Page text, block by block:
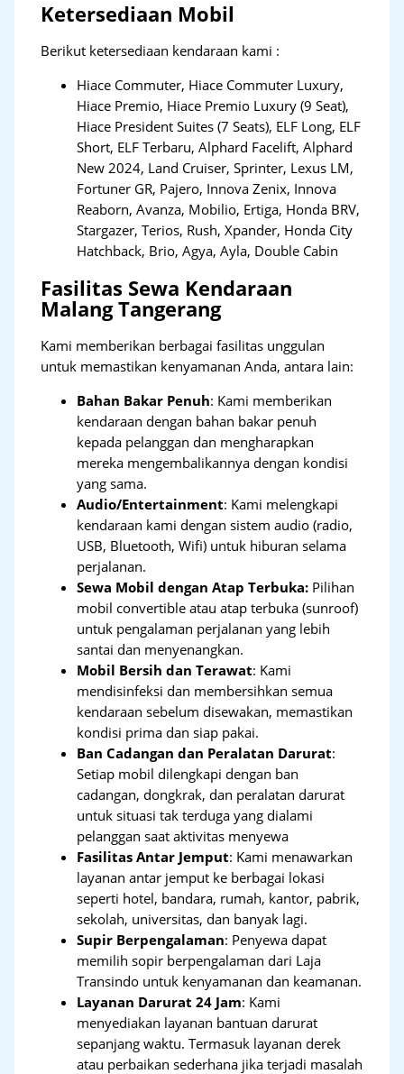
Ketersediaan Mobil
Berikut ketersediaan kendaraan kami :
Hiace Commuter, Hiace Commuter Luxury,
Hiace Premio, Hiace Premio Luxury (9 Seat),
Hiace President Suites (7 Seats), ELF Long, ELF
Short, ELF Terbaru, Alphard Facelift, Alphard
New 2024, Land Cruiser, Sprinter, Lexus LM,
Fortuner GR, Pajero, Innova Zenix, Innova
Reaborn, Avanza, Mobilio, Ertiga, Honda BRV,
Stargazer, Terios, Rush, Xpander, Honda City
Hatchback, Brio, Agya, Ayla, Double Cabin
Fasilitas Sewa Kendaraan
Malang Tangerang
Kami memberikan berbagai fasilitas unggulan
untuk memastikan kenyamanan Anda, antara lain:
Bahan Bakar Penuh: Kami memberikan
kendaraan dengan bahan bakar penuh
kepada pelanggan dan mengharapkan
mereka mengembalikannya dengan kondisi
yang sama.
Audio/Entertainment: Kami melengkapi
kendaraan kami dengan sistem audio (radio,
USB, Bluetooth, Wifi) untuk hiburan selama
perjalanan.
Sewa Mobil dengan Atap Terbuka: Pilihan
mobil convertible atau atap terbuka (sunroof)
untuk pengalaman perjalanan yang lebih
santai dan menyenangkan.
Mobil Bersih dan Terawat: Kami
mendisinfeksi dan membersihkan semua
kendaraan sebelum disewakan, memastikan
kondisi prima dan siap pakai.
Ban Cadangan dan Peralatan Darurat:
Setiap mobil dilengkapi dengan ban
cadangan, dongkrak, dan peralatan darurat
untuk situasi tak terduga yang dialami
pelanggan saat aktivitas menyewa
Fasilitas Antar Jemput: Kami menawarkan
layanan antar jemput ke berbagai lokasi
seperti hotel, bandara, rumah, kantor, pabrik,
sekolah, universitas, dan banyak lagi.
Supir Berpengalaman: Penyewa dapat
memilih sopir berpengalaman dari Laja
Transindo untuk kenyamanan dan keamanan.
Layanan Darurat 24 Jam: Kami
menyediakan layanan bantuan darurat
sepanjang waktu. Termasuk layanan derek
atau perbaikan sederhana jika terjadi masalah